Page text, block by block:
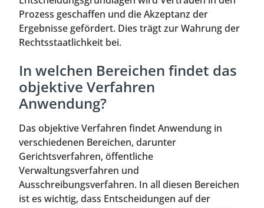
Prozess geschaffen und die Akzeptanz der
Ergebnisse gefördert. Dies trägt zur Wahrung der
Rechtsstaatlichkeit bei.
In welchen Bereichen findet das
objektive Verfahren
Anwendung?
Das objektive Verfahren findet Anwendung in
verschiedenen Bereichen, darunter
Gerichtsverfahren, öffentliche
Verwaltungsverfahren und
Ausschreibungsverfahren. In all diesen Bereichen
ist es wichtig, dass Entscheidungen auf der